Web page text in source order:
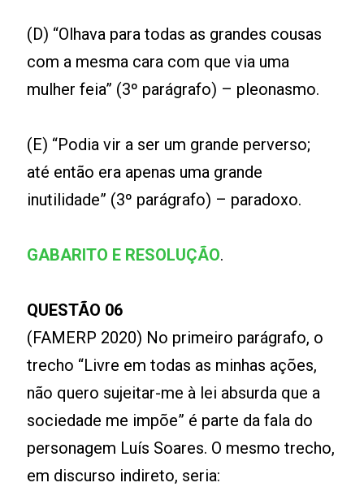
(D) “Olhava para todas as grandes cousas
com a mesma cara com que via uma
mulher feia” (3º parágrafo) – pleonasmo.
(E) “Podia vir a ser um grande perverso;
até então era apenas uma grande
inutilidade” (3º parágrafo) – paradoxo.
GABARITO E RESOLUÇÃO.
QUESTÃO 06
(FAMERP 2020) No primeiro parágrafo, o
trecho “Livre em todas as minhas ações,
não quero sujeitar-me à lei absurda que a
sociedade me impõe” é parte da fala do
personagem Luís Soares. O mesmo trecho,
em discurso indireto, seria: